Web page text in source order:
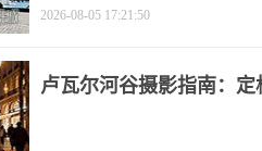
2026-08-05 17:21:50
卢瓦尔河谷摄影指南：